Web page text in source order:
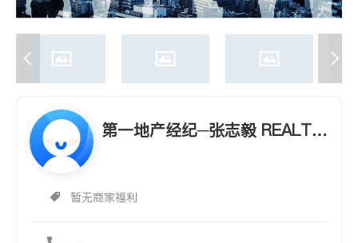
第一地产经纪─张志毅 REALTY
暂无商家福利